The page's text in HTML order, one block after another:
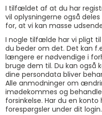
I tilfældet af at du har
vil oplysningerne også
for, at vi kan masse
I nogle tilfælde har vi pligt
du beder om det. Det kan
længere er nødvendige i
bruge dem til. Du kan også
dine persondata bliver
Alle anmodninger om
imødekommes og
forsinkelse. Har du en konto
forespørgsler under dit login.